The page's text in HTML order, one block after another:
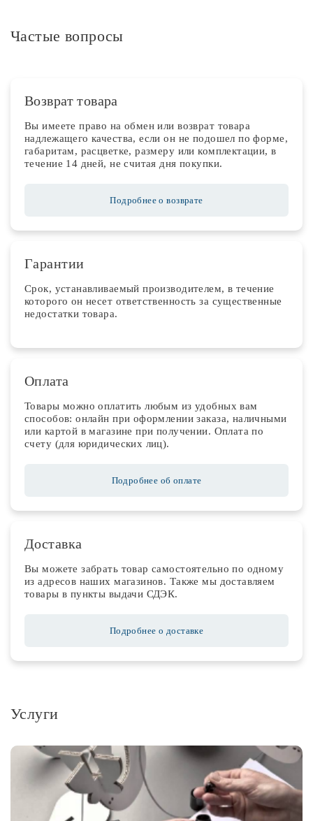
Частые вопросы
Возврат товара
Вы имеете право на обмен или возврат товара
надлежащего качества, если он не подошел по форме,
габаритам, расцветке, размеру или комплектации, в
течение 14 дней, не считая дня покупки.
Подробнее о возврате
Гарантии
Срок, устанавливаемый производителем, в течение
которого он несет ответственность за существенные
недостатки товара.
Оплата
Товары можно оплатить любым из удобных вам
способов: онлайн при оформлении заказа, наличными
или картой в магазине при получении. Оплата по
счету (для юридических лиц).
Подробнее об оплате
Доставка
Вы можете забрать товар самостоятельно по одному
из адресов наших магазинов. Также мы доставляем
товары в пункты выдачи СДЭК.
Подробнее о доставке
Услуги